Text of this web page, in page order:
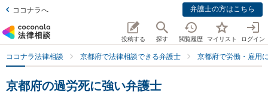
ココナラへ 弁護士の方はこちら
投稿する 探す 閲覧履歴 マイリスト ログイン
ココナラ法律相談 京都府で法律相談できる弁護士 京都府で労働・雇用
京都府の過労死に強い弁護士